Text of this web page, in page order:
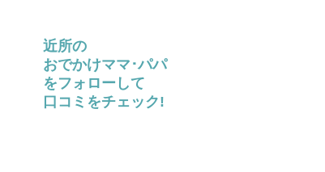
近所の
おでかけママ･パパ
をフォローして
口コミをチェック!